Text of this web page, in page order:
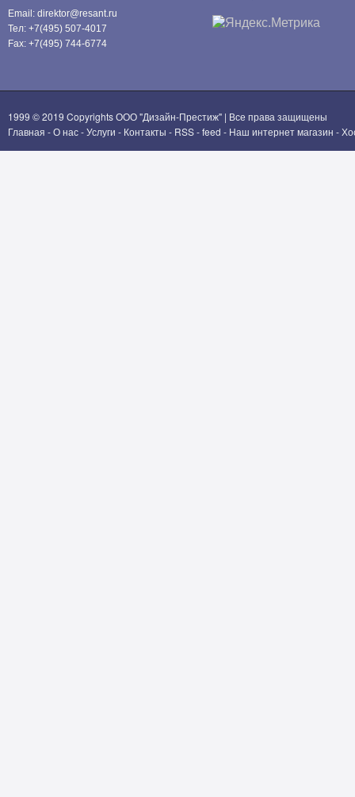
Email: direktor@resant.ru
Тел: +7(495) 507-4017
Fax: +7(495) 744-6774
1999 © 2019 CopyrightsООО "Дизайн-Престиж" | Все права защищены
Главная -О нас-Услуги - Контакты - RSS-feed - Наш интернет магазин -